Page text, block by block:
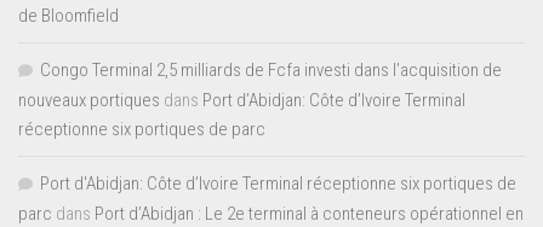
de Bloomfield
Congo Terminal 2,5 milliards de Fcfa investi dans l’acquisition de
nouveaux portiques dans Port d’Abidjan: Côte d’Ivoire Terminal
réceptionne six portiques de parc
Port d'Abidjan: Côte d’Ivoire Terminal réceptionne six portiques de
parc dans Port d’Abidjan : Le 2e terminal à conteneurs opérationnel en